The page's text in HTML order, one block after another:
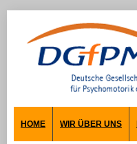
HOME WIR ÜBER UNS